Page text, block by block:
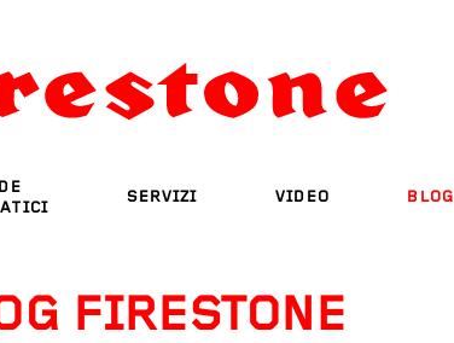
SERVIZI VIDEO BLOG
FIRESTONE